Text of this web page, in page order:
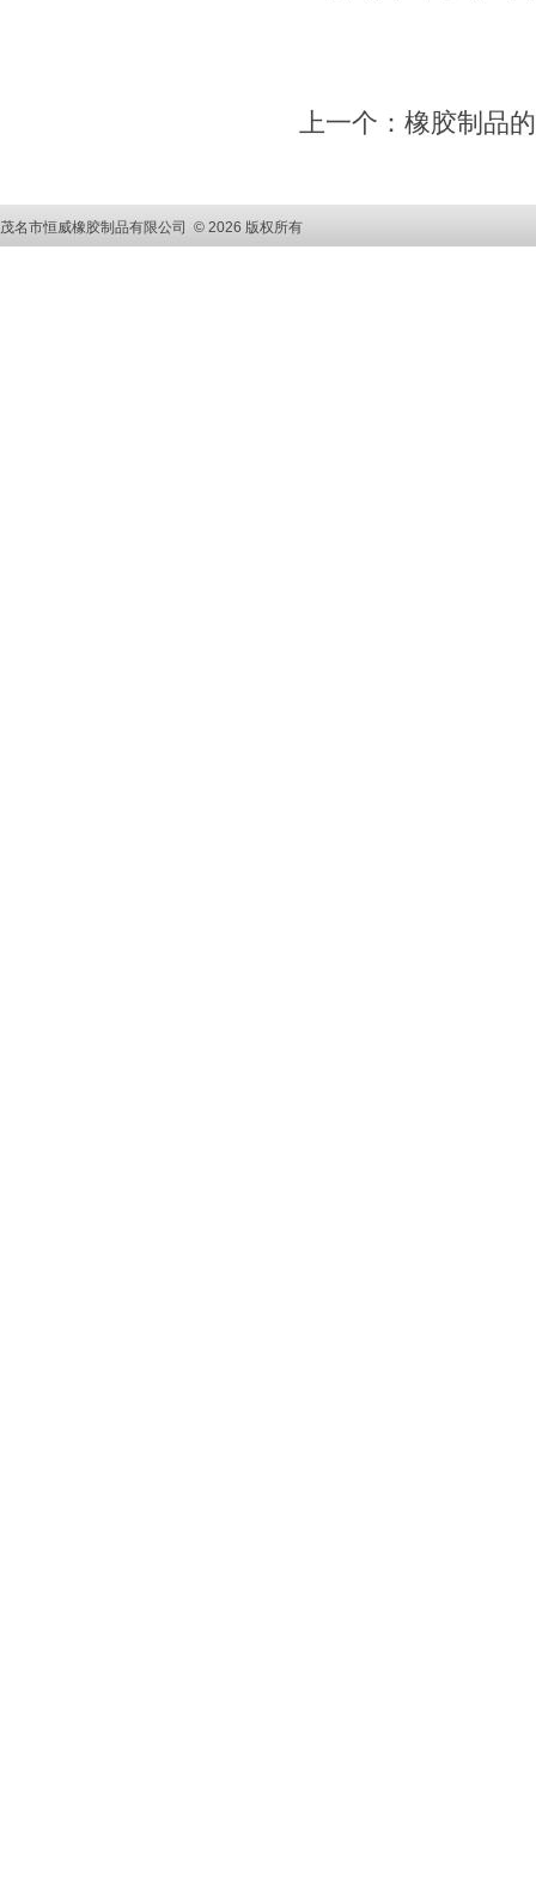
上一个：橡胶制品
茂名市恒威橡胶制品有限